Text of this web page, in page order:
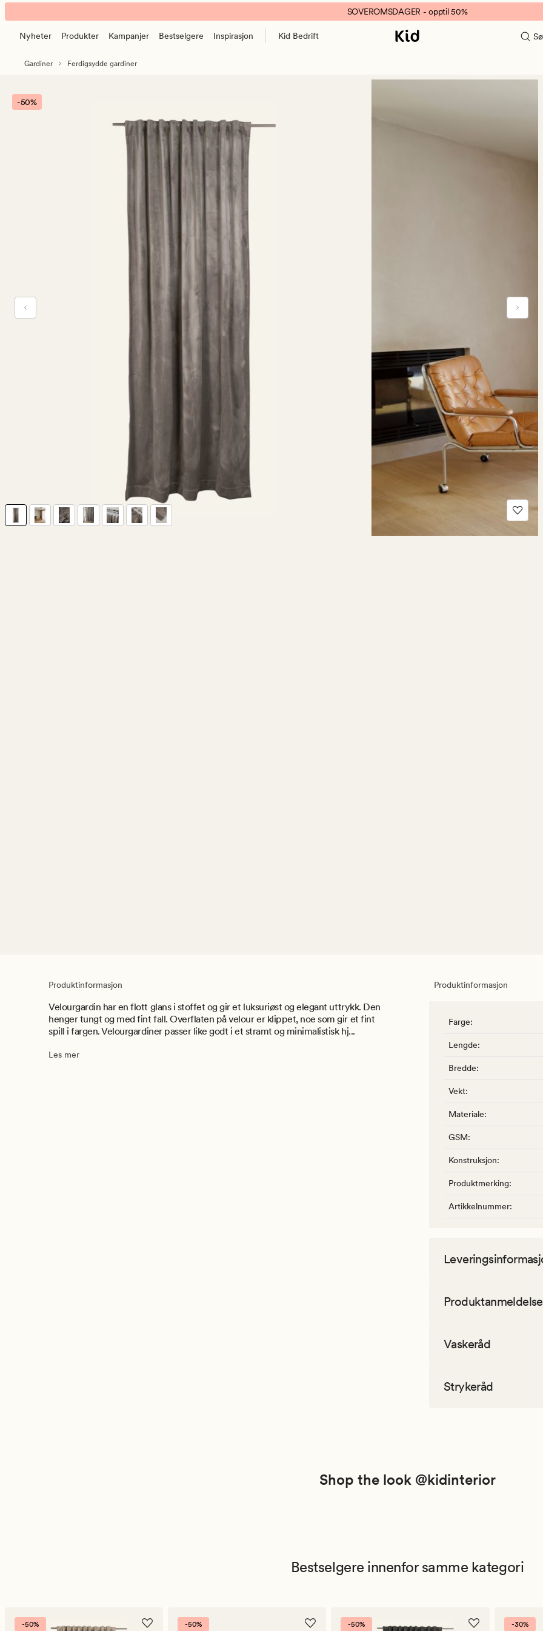
Mali
velour
gardin
banner.
Klikk
pause.
SOVEROMSDAGER - opptil 50%
Nyheter Produkter Kampanjer Bestselgere Inspirasjon Kid Bedrift
Gardiner Ferdigsydde gardiner
-50%
Produktinformasjon
Velourgardin har en flott glans i stoffet og gir et luksuriøst og elegant uttrykk. Den
henger tungt og med fint fall. Overflaten på velour er klippet, noe som gir et fint
spill i fargen. Velourgardiner passer like godt i et stramt og minimalistisk hj...
Les mer
Produktinformasjon
Farge:
Lengde:
Bredde:
Vekt:
Materiale:
GSM:
Konstruksjon:
Produktmerking:
Artikkelnummer:
Vaskeråd
Strykeråd
Shop the look @kidinterior
Bestselgere innenfor samme kategori
-50% -50% -50% -30%